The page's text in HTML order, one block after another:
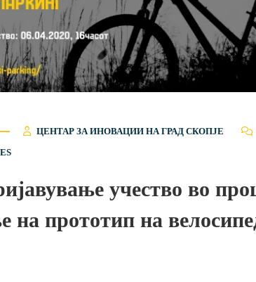
ЦЕНТАР ЗА ИНОВАЦИИ НА ГРАД СКОПЈЕ
учество во
на прототип на